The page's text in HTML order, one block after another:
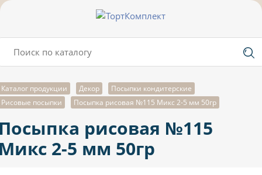
Каталог продукции Декор
Посыпки кондитерские
Рисовые посыпки
Посыпка рисовая №115 Микс 2-5 мм 50гр
рисовая №115
2-5 мм 50гр